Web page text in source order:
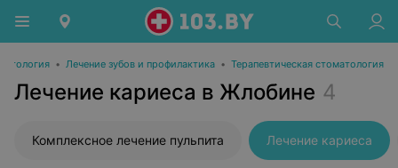
• Лечение зубов и профилактика • Терапевтическая стоматология
Лечение кариеса в Жлобине 4
Комплексное лечение пульпита Лечение кариеса